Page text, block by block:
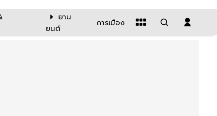
ยาน
ยนต์
การเมือง